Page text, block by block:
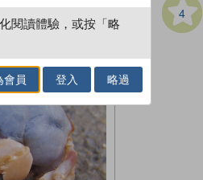
4
閱讀體驗，或按「略
會員 登入 略過